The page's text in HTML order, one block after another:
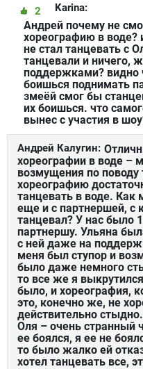
Karina:
2
Андрей почему не
хореографию в воде?
не стал танцевать с
танцевали и ничего,
поддержками? видно
боишься поднимать
змеёй смог бы
их боишься. что
вынес с участия в
Андрей Калугин:
хореографии в воде –
возмущения по поводу
хореографию
танцевать в воде. Как
еще и с партнершей, с
танцевал? У нас было
партнершу. Ульяна
с ней даже на
меня был ступор и
было даже немного
то все же я
было, и хореография,
это, конечно же, не
действительно стыдно.
Оля – очень странный
ее боялся, я ее не
то было жалко ей
хотел танцевать все,